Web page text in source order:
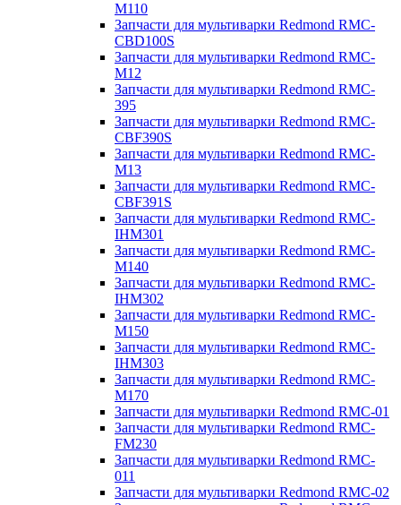
M110
Запчасти для мультиварки Redmond RMC-
CBD100S
Запчасти для мультиварки Redmond RMC-
M12
Запчасти для мультиварки Redmond RMC-
395
Запчасти для мультиварки Redmond RMC-
CBF390S
Запчасти для мультиварки Redmond RMC-
M13
Запчасти для мультиварки Redmond RMC-
CBF391S
Запчасти для мультиварки Redmond RMC-
IHM301
Запчасти для мультиварки Redmond RMC-
M140
Запчасти для мультиварки Redmond RMC-
IHM302
Запчасти для мультиварки Redmond RMC-
M150
Запчасти для мультиварки Redmond RMC-
IHM303
Запчасти для мультиварки Redmond RMC-
M170
Запчасти для мультиварки Redmond RMC-01
Запчасти для мультиварки Redmond RMC-
FM230
Запчасти для мультиварки Redmond RMC-
011
Запчасти для мультиварки Redmond RMC-02